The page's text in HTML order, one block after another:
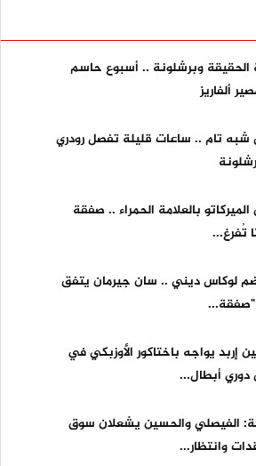
الحقيقة وبرشلونة .. أسبوع حاسم
ألفاريز
شبه تام .. ساعات قليلة تفصل رودري
الميركاتو بالعلامة الحمراء .. صفقة
تُفرغ...
لوكاس ديني .. سان جيرمان يتفق
إربد يواجه باختاكور الأوزبكي في
أبطال...
الفيصلي والحسين يشعلان سوق
وانتظار...